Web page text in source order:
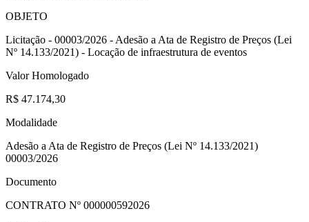
OBJETO
Licitação - 00003/2026 - Adesão a Ata de Registro de Preços (Lei
Nº 14.133/2021) - Locação de infraestrutura de eventos
Valor Homologado
R$ 47.174,30
Modalidade
Adesão a Ata de Registro de Preços (Lei Nº 14.133/2021)
00003/2026
Documento
CONTRATO Nº 000000592026